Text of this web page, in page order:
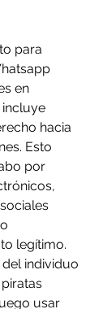
para
en
incluye
hacia
Esto
por
legítimo.
del individuo
usar